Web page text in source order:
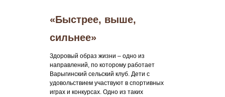
«Быстрее, выше,
сильнее»
Здоровый образ жизни – одно из
направлений, по которому работает
Варыгинский сельский клуб. Дети с
удовольствием участвуют в спортивных
играх и конкурсах. Одно из таких